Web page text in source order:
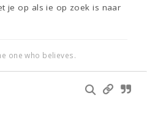
je op als ie op zoek is naar
one who believes.